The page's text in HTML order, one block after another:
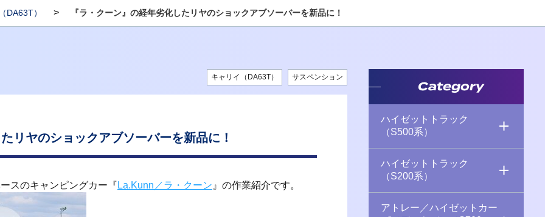
DA63T） > 『ラ・クーン』の経年劣化したリヤのショックアブソーバーを新品に！
キャリイ（DA63T） サスペンション
リヤのショックアブソーバーを新品に！
スのキャンピングカー『 La.Kunn／ラ・クーン 』の作業紹介です。
Category
ハイゼットトラック
（S500系）
ハイゼットトラック
（S200系）
アトレー／ハイゼットカー